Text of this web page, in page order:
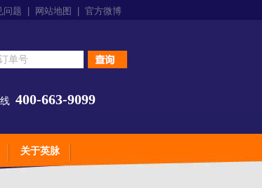
问题 网站地图 官方微博
400-663-9099
关于英脉